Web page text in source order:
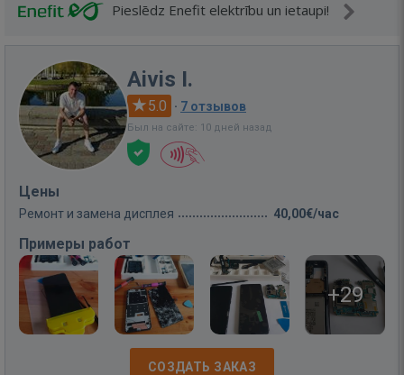
Pieslēdz Enefit elektrību un ietaupi!
Aivis I.
5.0 · 7 отзывов
Был на сайте: 10 дней назад
Цены
Ремонт и замена дисплея 40,00€/час
Примеры работ
+29
СОЗДАТЬ ЗАКАЗ